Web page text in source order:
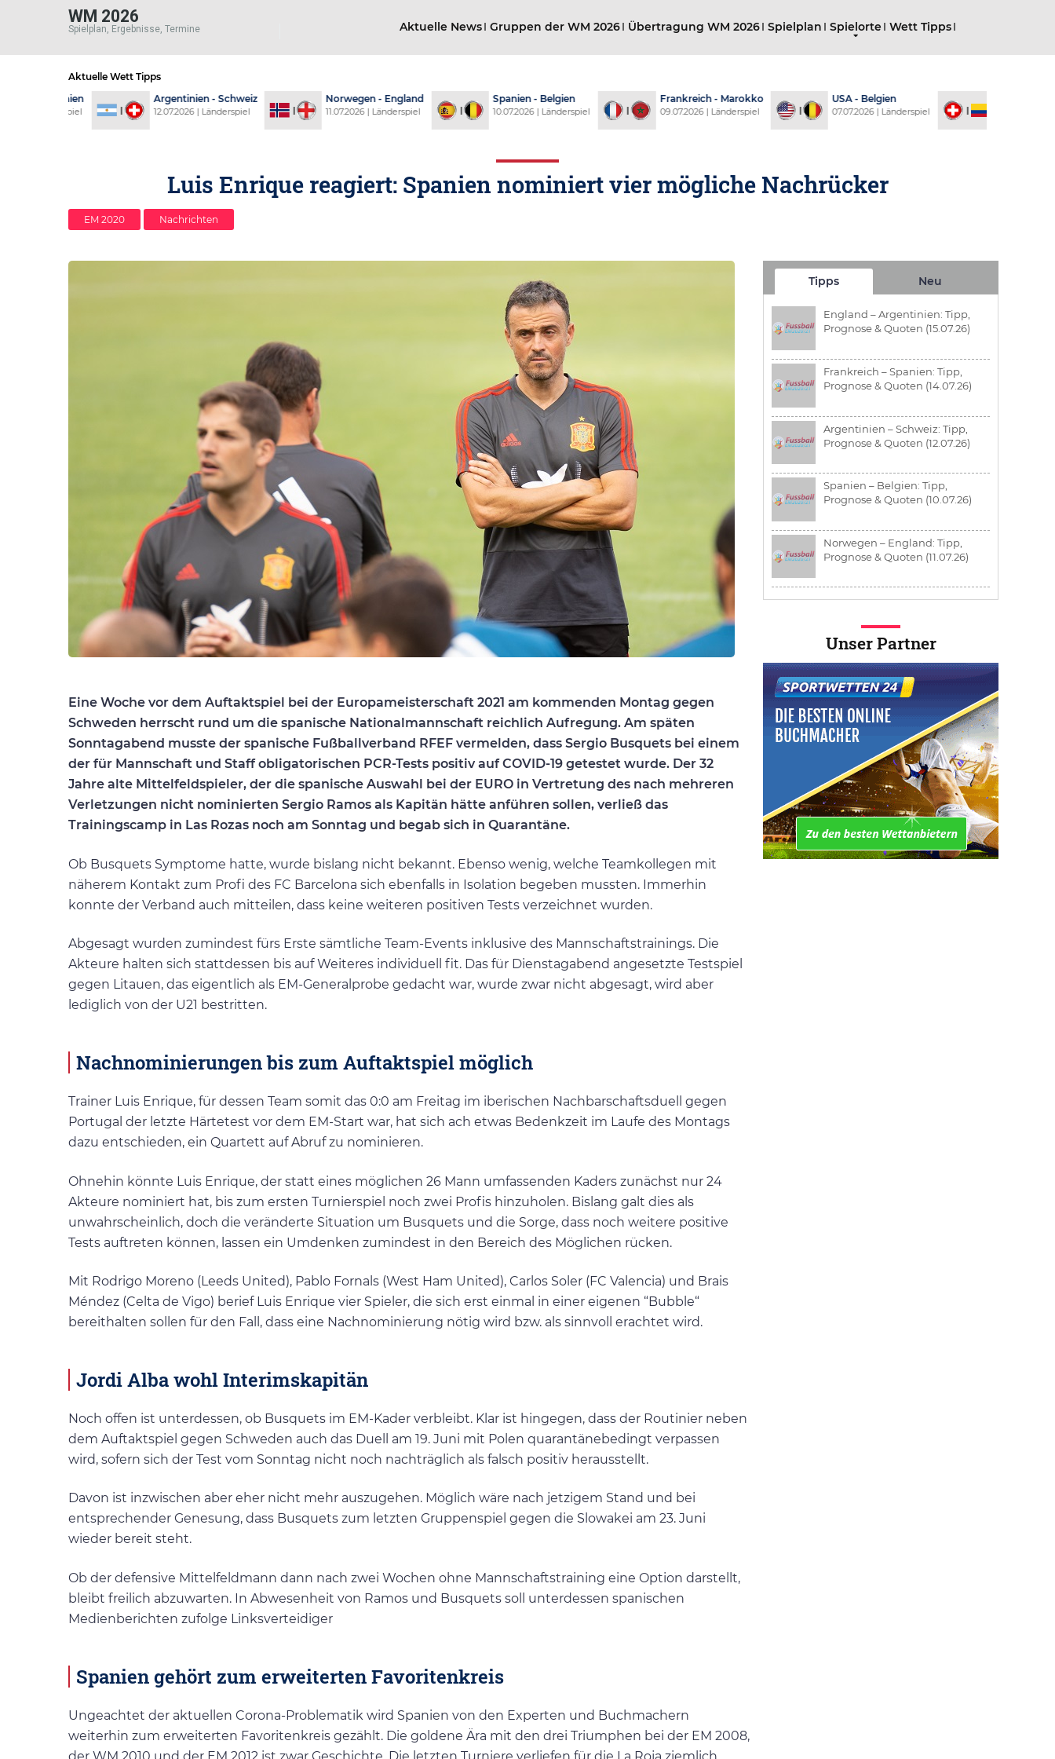
WM 2026
Spielplan, Ergebnisse, Termine Aktuelle News Gruppen der WM 2026 Übertragung WM 2026 Spielplan Spielorte Wett Tipps
Aktuelle Wett Tipps
Argentinien - Schweiz
12.07.2026 | Länderspiel
Norwegen - England
11.07.2026 | Länderspiel
Spanien - Belgien
10.07.2026 | Länderspiel
Frankreich - Marokko
09.07.2026 | Länderspiel
USA - Belgien
07.07.2026 | Länderspiel 07.07.2026 |
Luis Enrique reagiert: Spanien nominiert vier mögliche Nachrücker
EM 2020 Nachrichten
Eine Woche vor dem Auftaktspiel bei der Europameisterschaft 2021 am kommenden Montag gegen
Schweden herrscht rund um die spanische Nationalmannschaft reichlich Aufregung. Am späten
Sonntagabend musste der spanische Fußballverband RFEF vermelden, dass Sergio Busquets bei einem
der für Mannschaft und Staff obligatorischen PCR-Tests positiv auf COVID-19 getestet wurde. Der 32
Jahre alte Mittelfeldspieler, der die spanische Auswahl bei der EURO in Vertretung des nach mehreren
Verletzungen nicht nominierten Sergio Ramos als Kapitän hätte anführen sollen, verließ das
Trainingscamp in Las Rozas noch am Sonntag und begab sich in Quarantäne.
Ob Busquets Symptome hatte, wurde bislang nicht bekannt. Ebenso wenig, welche Teamkollegen mit
näherem Kontakt zum Profi des FC Barcelona sich ebenfalls in Isolation begeben mussten. Immerhin
konnte der Verband auch mitteilen, dass keine weiteren positiven Tests verzeichnet wurden.
Abgesagt wurden zumindest fürs Erste sämtliche Team-Events inklusive des Mannschaftstrainings. Die
Akteure halten sich stattdessen bis auf Weiteres individuell fit. Das für Dienstagabend angesetzte Testspiel
gegen Litauen, das eigentlich als EM-Generalprobe gedacht war, wurde zwar nicht abgesagt, wird aber
lediglich von der U21 bestritten.
Nachnominierungen bis zum Auftaktspiel möglich
Trainer Luis Enrique, für dessen Team somit das 0:0 am Freitag im iberischen Nachbarschaftsduell gegen
Portugal der letzte Härtetest vor dem EM-Start war, hat sich ach etwas Bedenkzeit im Laufe des Montags
dazu entschieden, ein Quartett auf Abruf zu nominieren.
Ohnehin könnte Luis Enrique, der statt eines möglichen 26 Mann umfassenden Kaders zunächst nur 24
Akteure nominiert hat, bis zum ersten Turnierspiel noch zwei Profis hinzuholen. Bislang galt dies als
unwahrscheinlich, doch die veränderte Situation um Busquets und die Sorge, dass noch weitere positive
Tests auftreten können, lassen ein Umdenken zumindest in den Bereich des Möglichen rücken.
Mit Rodrigo Moreno (Leeds United), Pablo Fornals (West Ham United), Carlos Soler (FC Valencia) und Brais
Méndez (Celta de Vigo) berief Luis Enrique vier Spieler, die sich erst einmal in einer eigenen “Bubble“
bereithalten sollen für den Fall, dass eine Nachnominierung nötig wird bzw. als sinnvoll erachtet wird.
Jordi Alba wohl Interimskapitän
Noch offen ist unterdessen, ob Busquets im EM-Kader verbleibt. Klar ist hingegen, dass der Routinier neben
dem Auftaktspiel gegen Schweden auch das Duell am 19. Juni mit Polen quarantänebedingt verpassen
wird, sofern sich der Test vom Sonntag nicht noch nachträglich als falsch positiv herausstellt.
Davon ist inzwischen aber eher nicht mehr auszugehen. Möglich wäre nach jetzigem Stand und bei
entsprechender Genesung, dass Busquets zum letzten Gruppenspiel gegen die Slowakei am 23. Juni
wieder bereit steht.
Ob der defensive Mittelfeldmann dann nach zwei Wochen ohne Mannschaftstraining eine Option darstellt,
bleibt freilich abzuwarten. In Abwesenheit von Ramos und Busquets soll unterdessen spanischen
Medienberichten zufolge Linksverteidiger
Spanien gehört zum erweiterten Favoritenkreis
Ungeachtet der aktuellen Corona-Problematik wird Spanien von den Experten und Buchmachern
weiterhin zum erweiterten Favoritenkreis gezählt. Die goldene Ära mit den drei Triumphen bei der EM 2008,
Tipps Neu
England – Argentinien: Tipp,
Prognose & Quoten (15.07.26)
Frankreich – Spanien: Tipp,
Prognose & Quoten (14.07.26)
Argentinien – Schweiz: Tipp,
Prognose & Quoten (12.07.26)
Spanien – Belgien: Tipp,
Prognose & Quoten (10.07.26)
Norwegen – England: Tipp,
Prognose & Quoten (11.07.26)
Unser Partner